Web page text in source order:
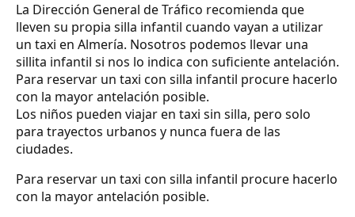
La Dirección General de Tráfico recomienda que
lleven su propia silla infantil cuando vayan a utilizar
un taxi en Almería. Nosotros podemos llevar una
sillita infantil si nos lo indica con suficiente antelación.
Para reservar un taxi con silla infantil procure hacerlo
con la mayor antelación posible.
Los niños pueden viajar en taxi sin silla, pero solo
para trayectos urbanos y nunca fuera de las
ciudades.
Para reservar un taxi con silla infantil procure hacerlo
con la mayor antelación posible.